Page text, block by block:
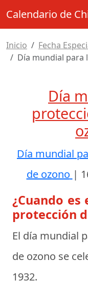
Calendario de
Inicio
Fecha
Día mundial para
Día
Día mundial
de ozono |
¿Cuando
protección
El día mundial
de ozono se
1932.